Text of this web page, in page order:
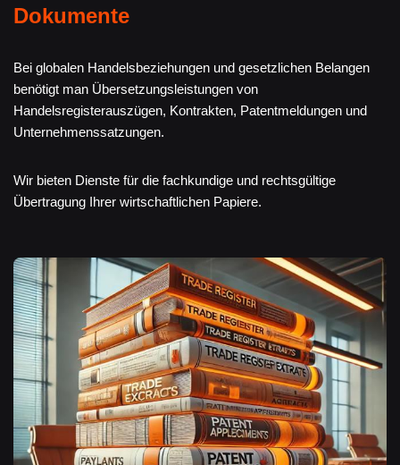
Dokumente
Bei globalen Handelsbeziehungen und gesetzlichen Belangen
benötigt man Übersetzungsleistungen von
Handelsregisterauszügen, Kontrakten, Patentmeldungen und
Unternehmenssatzungen.
Wir bieten Dienste für die fachkundige und rechtsgültige
Übertragung Ihrer wirtschaftlichen Papiere.